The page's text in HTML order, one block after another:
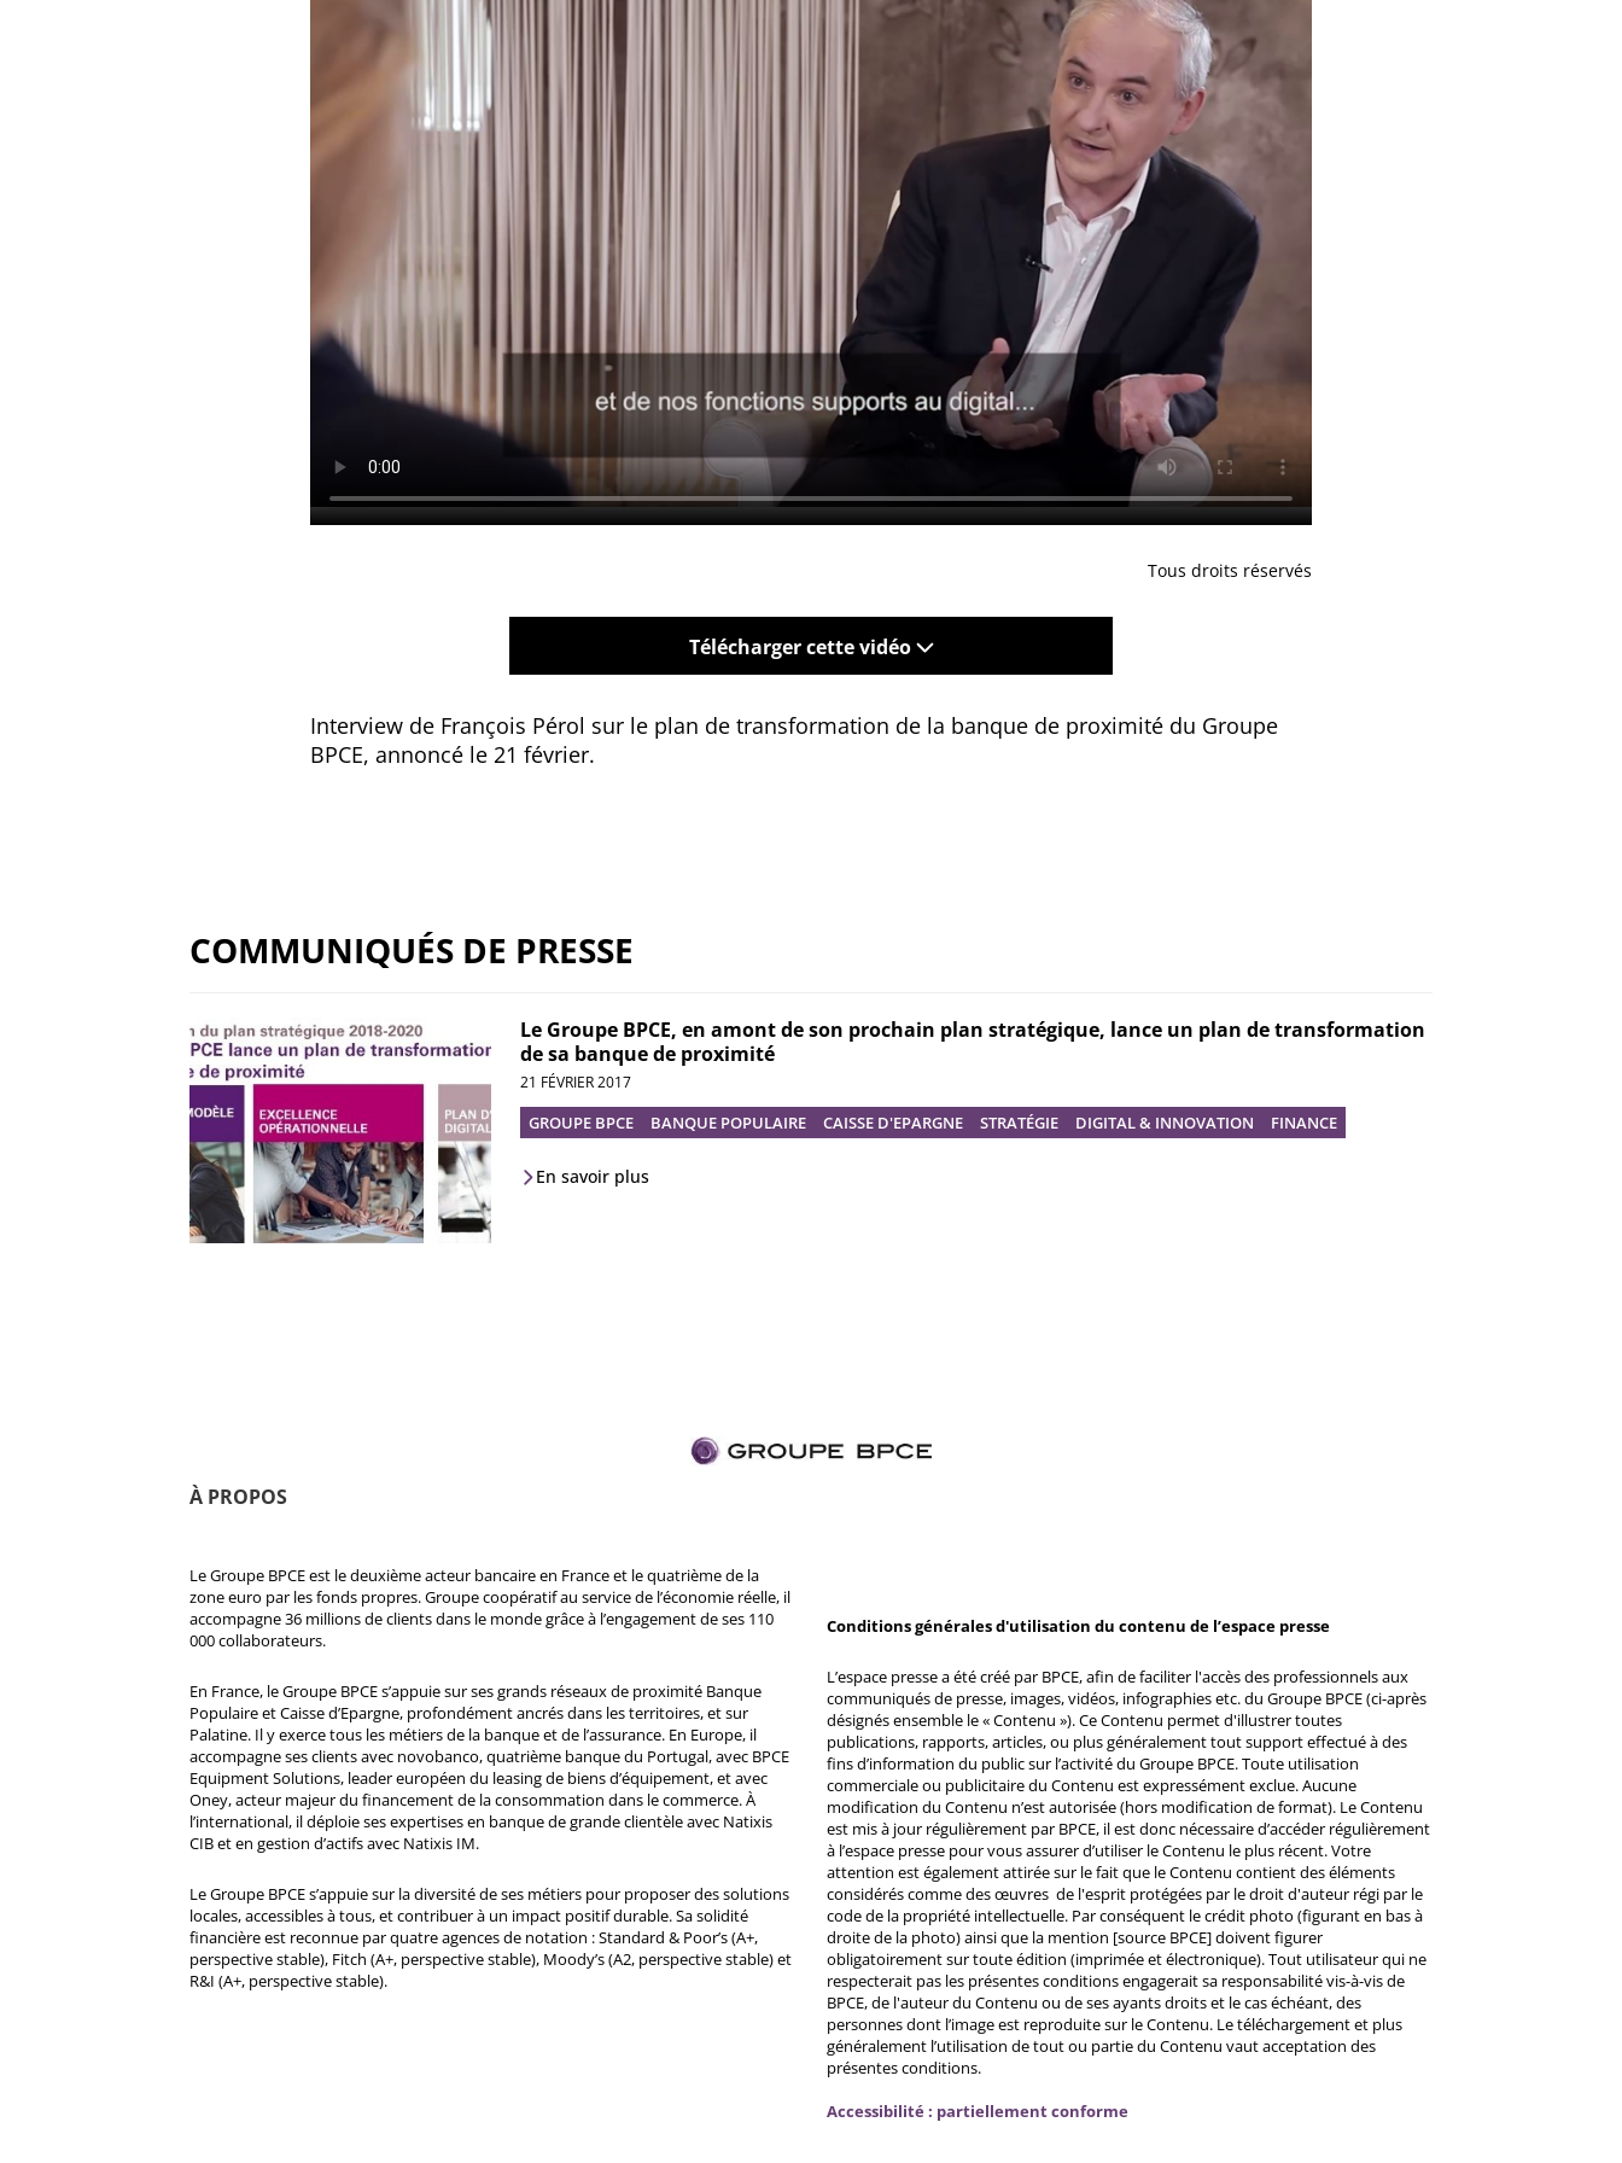
Tous droits réservés
Télécharger cette vidéo
Interview de François Pérol sur le plan de transformation de la banque de proximité du Groupe
BPCE, annoncé le 21 février.
COMMUNIQUÉS DE PRESSE
Le Groupe BPCE, en amont de son prochain plan stratégique, lance un plan de transformation
de sa banque de proximité
21 FÉVRIER 2017
GROUPE BPCE BANQUE POPULAIRE CAISSE D'EPARGNE STRATÉGIE DIGITAL & INNOVATION FINANCE
En savoir plus
À PROPOS
Le Groupe BPCE est le deuxième acteur bancaire en France et le quatrième de la
zone euro par les fonds propres. Groupe coopératif au service de l’économie réelle, il
accompagne 36 millions de clients dans le monde grâce à l’engagement de ses 110
000 collaborateurs.
En France, le Groupe BPCE s’appuie sur ses grands réseaux de proximité Banque
Populaire et Caisse d’Epargne, profondément ancrés dans les territoires, et sur
Palatine. Il y exerce tous les métiers de la banque et de l’assurance. En Europe, il
accompagne ses clients avec novobanco, quatrième banque du Portugal, avec BPCE
Equipment Solutions, leader européen du leasing de biens d’équipement, et avec
Oney, acteur majeur du financement de la consommation dans le commerce. À
l’international, il déploie ses expertises en banque de grande clientèle avec Natixis
CIB et en gestion d’actifs avec Natixis IM.
Le Groupe BPCE s’appuie sur la diversité de ses métiers pour proposer des solutions
locales, accessibles à tous, et contribuer à un impact positif durable. Sa solidité
financière est reconnue par quatre agences de notation : Standard & Poor’s (A+,
perspective stable), Fitch (A+, perspective stable), Moody’s (A2, perspective stable) et
R&I (A+, perspective stable).
Conditions générales d'utilisation du contenu de l’espace presse
L’espace presse a été créé par BPCE, afin de faciliter l'accès des professionnels aux
communiqués de presse, images, vidéos, infographies etc. du Groupe BPCE (ci-après
désignés ensemble le « Contenu »). Ce Contenu permet d'illustrer toutes
publications, rapports, articles, ou plus généralement tout support effectué à des
fins d’information du public sur l’activité du Groupe BPCE. Toute utilisation
commerciale ou publicitaire du Contenu est expressément exclue. Aucune
modification du Contenu n’est autorisée (hors modification de format). Le Contenu
est mis à jour régulièrement par BPCE, il est donc nécessaire d’accéder régulièrement
à l’espace presse pour vous assurer d’utiliser le Contenu le plus récent. Votre
attention est également attirée sur le fait que le Contenu contient des éléments
considérés comme des œuvres de l'esprit protégées par le droit d'auteur régi par le
code de la propriété intellectuelle. Par conséquent le crédit photo (figurant en bas à
droite de la photo) ainsi que la mention [source BPCE] doivent figurer
obligatoirement sur toute édition (imprimée et électronique). Tout utilisateur qui ne
respecterait pas les présentes conditions engagerait sa responsabilité vis-à-vis de
BPCE, de l'auteur du Contenu ou de ses ayants droits et le cas échéant, des
personnes dont l’image est reproduite sur le Contenu. Le téléchargement et plus
généralement l’utilisation de tout ou partie du Contenu vaut acceptation des
présentes conditions.
Accessibilité : partiellement conforme